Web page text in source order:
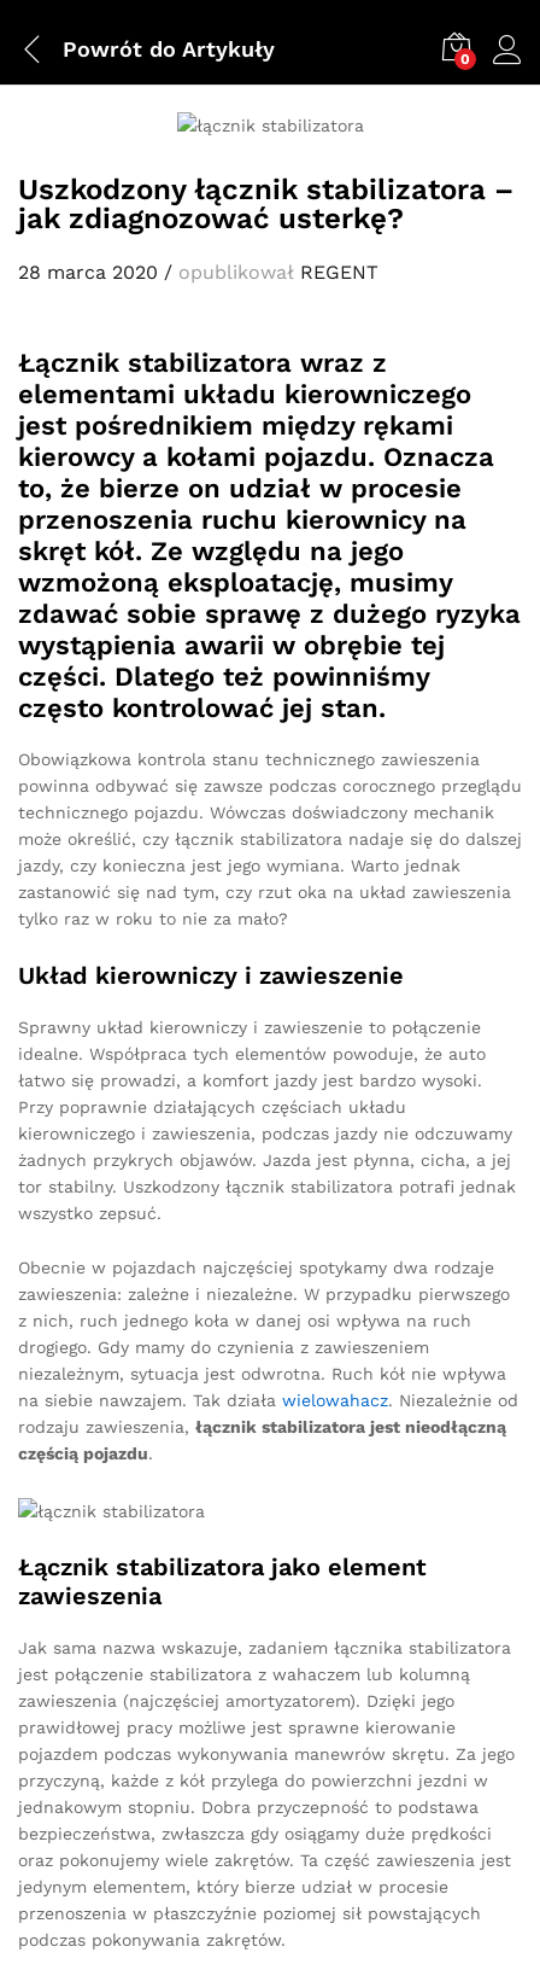
Powrót do Artykuły 0
Uszkodzony łącznik stabilizatora –
jak zdiagnozować usterkę?
28 marca 2020 / opublikował REGENT
Łącznik stabilizatora wraz z
elementami układu kierowniczego
jest pośrednikiem między rękami
kierowcy a kołami pojazdu. Oznacza
to, że bierze on udział w procesie
przenoszenia ruchu kierownicy na
skręt kół. Ze względu na jego
wzmożoną eksploatację, musimy
zdawać sobie sprawę z dużego ryzyka
wystąpienia awarii w obrębie tej
części. Dlatego też powinniśmy
często kontrolować jej stan.
Obowiązkowa kontrola stanu technicznego zawieszenia
powinna odbywać się zawsze podczas corocznego przeglądu
technicznego pojazdu. Wówczas doświadczony mechanik
może określić, czy łącznik stabilizatora nadaje się do dalszej
jazdy, czy konieczna jest jego wymiana. Warto jednak
zastanowić się nad tym, czy rzut oka na układ zawieszenia
tylko raz w roku to nie za mało?
Układ kierowniczy i zawieszenie
Sprawny układ kierowniczy i zawieszenie to połączenie
idealne. Współpraca tych elementów powoduje, że auto
łatwo się prowadzi, a komfort jazdy jest bardzo wysoki.
Przy poprawnie działających częściach układu
kierowniczego i zawieszenia, podczas jazdy nie odczuwamy
żadnych przykrych objawów. Jazda jest płynna, cicha, a jej
tor stabilny. Uszkodzony łącznik stabilizatora potrafi jednak
wszystko zepsuć.
Obecnie w pojazdach najczęściej spotykamy dwa rodzaje
zawieszenia: zależne i niezależne. W przypadku pierwszego
z nich, ruch jednego koła w danej osi wpływa na ruch
drogiego. Gdy mamy do czynienia z zawieszeniem
niezależnym, sytuacja jest odwrotna. Ruch kół nie wpływa
na siebie nawzajem. Tak działa wielowahacz. Niezależnie od
rodzaju zawieszenia, łącznik stabilizatora jest nieodłączną
częścią pojazdu.
Łącznik stabilizatora jako element
zawieszenia
Jak sama nazwa wskazuje, zadaniem łącznika stabilizatora
jest połączenie stabilizatora z wahaczem lub kolumną
zawieszenia (najczęściej amortyzatorem). Dzięki jego
prawidłowej pracy możliwe jest sprawne kierowanie
pojazdem podczas wykonywania manewrów skrętu. Za jego
przyczyną, każde z kół przylega do powierzchni jezdni w
jednakowym stopniu. Dobra przyczepność to podstawa
bezpieczeństwa, zwłaszcza gdy osiągamy duże prędkości
oraz pokonujemy wiele zakrętów. Ta część zawieszenia jest
jedynym elementem, który bierze udział w procesie
przenoszenia w płaszczyźnie poziomej sił powstających
podczas pokonywania zakrętów.